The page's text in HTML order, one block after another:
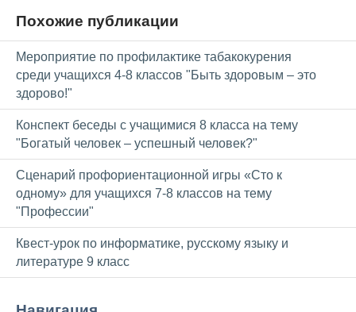
Похожие публикации
Мероприятие по профилактике табакокурения
среди учащихся 4-8 классов "Быть здоровым – это
здорово!"
Конспект беседы с учащимися 8 класса на тему
"Богатый человек – успешный человек?"
Сценарий профориентационной игры «Сто к
одному» для учащихся 7-8 классов на тему
"Профессии"
Квест-урок по информатике, русскому языку и
литературе 9 класс